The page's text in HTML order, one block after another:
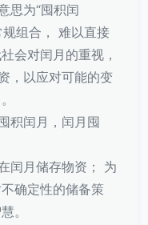
思为“囤积闰
规组合， 难以直接
会对闰月的重视，
，以应对可能的变
积闰月，闰月囤
闰月储存物资； 为
确定性的储备策
。